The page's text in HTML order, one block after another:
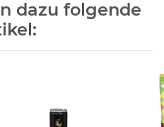
dazu folgende